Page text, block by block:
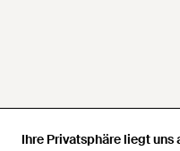
Ihre Privatsphäre liegt uns